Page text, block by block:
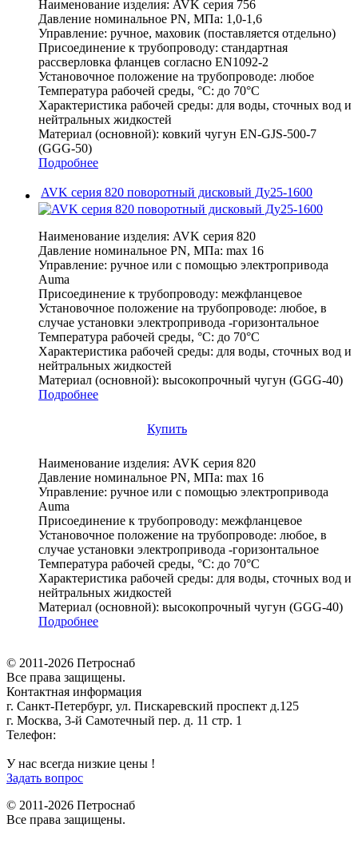
Наименование изделия: AVK серия 756
Давление номинальное PN, МПа: 1,0-1,6
Управление: ручное, маховик (поставляется отдельно)
Присоединение к трубопроводу: стандартная
рассверловка фланцев согласно EN1092-2
Установочное положение на трубопроводе: любое
Температура рабочей среды, °С: до 70°C
Характеристика рабочей среды: для воды, сточных вод и
нейтральных жидкостей
Материал (основной): ковкий чугун EN-GJS-500-7
(GGG-50)
Подробнее
AVK серия 820 поворотный дисковый Ду25-1600
Наименование изделия: AVK серия 820
Давление номинальное PN, МПа: max 16
Управление: ручное или с помощью электропривода
Auma
Присоединение к трубопроводу: межфланцевое
Установочное положение на трубопроводе: любое, в
случае установки электропривода -горизонтальное
Температура рабочей среды, °С: до 70°C
Характеристика рабочей среды: для воды, сточных вод и
нейтральных жидкостей
Материал (основной): высокопрочный чугун (GGG-40)
Подробнее
Купить
Наименование изделия: AVK серия 820
Давление номинальное PN, МПа: max 16
Управление: ручное или с помощью электропривода
Auma
Присоединение к трубопроводу: межфланцевое
Установочное положение на трубопроводе: любое, в
случае установки электропривода -горизонтальное
Температура рабочей среды, °С: до 70°C
Характеристика рабочей среды: для воды, сточных вод и
нейтральных жидкостей
Материал (основной): высокопрочный чугун (GGG-40)
Подробнее
© 2011-2026 Петроснаб
Все права защищены.
Контактная информация
г. Санкт-Петербург, ул. Пискаревский проспект д.125
г. Москва, 3-й Самотечный пер. д. 11 стр. 1
Телефон:
У нас всегда низкие цены !
Задать вопрос
© 2011-2026 Петроснаб
Все права защищены.